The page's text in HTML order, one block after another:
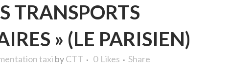
TRANSPORTS
» (LE PARISIEN)
taxi byCTT 0 Likes
Share